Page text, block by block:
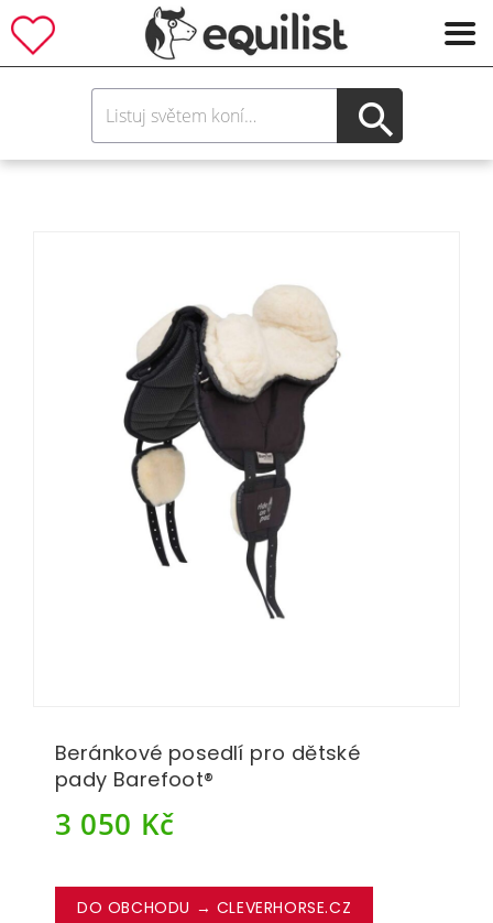
Beránkové posedlí pro dětské
pady Barefoot®
3 050 Kč
DO OBCHODU → CLEVERHORSE.CZ